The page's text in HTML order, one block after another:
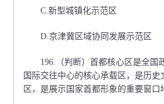
C.新型城镇化示范区
D.京津冀区域协同发展示范区
196.（判断）首都核心区是全国
国际交往中心的核心承载区，是历
区，是展示国家首都形象的重要窗